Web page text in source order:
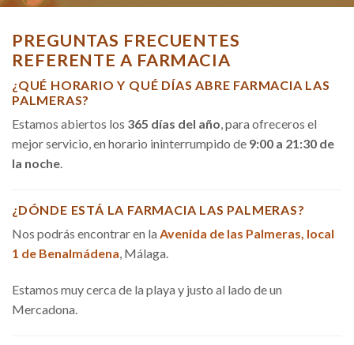
PREGUNTAS FRECUENTES
REFERENTE A FARMACIA
¿QUÉ HORARIO Y QUÉ DÍAS ABRE FARMACIA LAS
PALMERAS?
Estamos abiertos los 365 días del año, para ofreceros el
mejor servicio, en horario ininterrumpido de 9:00 a 21:30 de
la noche.
¿DÓNDE ESTÁ LA FARMACIA LAS PALMERAS?
Nos podrás encontrar en la Avenida de las Palmeras, local
1 de Benalmádena, Málaga.
Estamos muy cerca de la playa y justo al lado de un
Mercadona.